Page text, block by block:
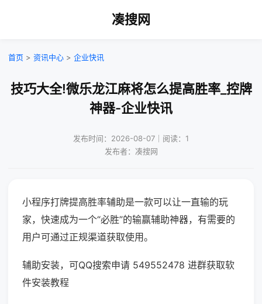
凑搜网
首页 > 资讯中心 > 企业快讯
技巧大全!微乐龙江麻将怎么提高胜率_控牌
神器-企业快讯
发布时间：2026-08-07｜阅读：1
发布者：凑搜网
小程序打牌提高胜率辅助是一款可以让一直输的玩
家，快速成为一个“必胜”的输赢辅助神器，有需要的
用户可通过正规渠道获取使用。
辅助安装，可QQ搜索申请 549552478 进群获取软
件安装教程